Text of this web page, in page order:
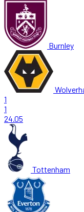
Burnley
1
1
24.05
Tottenham